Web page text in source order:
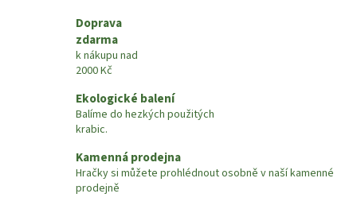
Doprava
zdarma
k nákupu nad
2000 Kč
Ekologické balení
Balíme do hezkých použitých
krabic.
Kamenná prodejna
Hračky si můžete prohlédnout osobně v naší kamenné
prodejně